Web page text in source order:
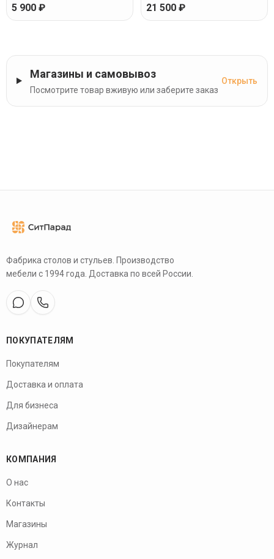
5 900 ₽ 21 500 ₽
Магазины и самовывоз
Посмотрите товар вживую или заберите заказ
Открыть
Фабрика столов и стульев. Производство
мебели с 1994 года. Доставка по всей России.
ПОКУПАТЕЛЯМ
Покупателям
Доставка и оплата
Для бизнеса
Дизайнерам
КОМПАНИЯ
О нас
Контакты
Магазины
Журнал